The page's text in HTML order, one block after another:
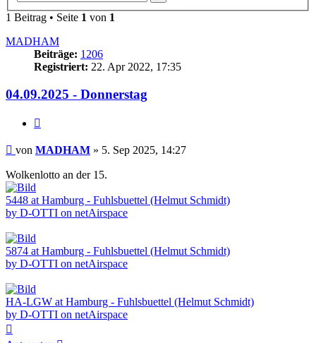
1 Beitrag • Seite 1 von 1
MADHAM
Beiträge: 1206
Registriert: 22. Apr 2022, 17:35
04.09.2025 - Donnerstag
Beitrag
von MADHAM » 5. Sep 2025, 14:27
Wolkenlotto an der 15.
5448 at Hamburg - Fuhlsbuettel (Helmut Schmidt)
by D-OTTI on netAirspace
5874 at Hamburg - Fuhlsbuettel (Helmut Schmidt)
by D-OTTI on netAirspace
HA-LGW at Hamburg - Fuhlsbuettel (Helmut Schmidt)
by D-OTTI on netAirspace
oben